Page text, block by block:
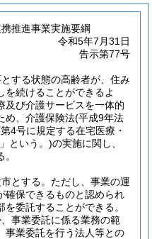
推進事業実施要綱
令和5年7月31日
告示第77号
する状態の高齢者が、住み
を続けることができるよ
及び介護サービスを一体的
め、介護保険法(平成9年法
4号に規定する在宅医療・
という。)の実施に関し、
とする。 ただし、事業の運
確保できるものと認められ
委託することができる。
事業委託に係る業務の範
事業委託を行う法人等との